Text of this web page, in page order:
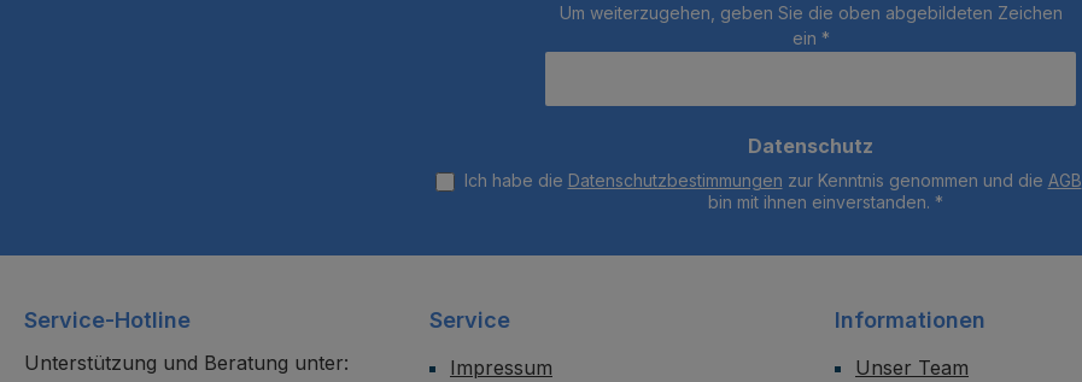
Um weiterzugehen, geben Sie die oben abgebildeten Zeichen
ein *
Datenschutz
Ich habe die Datenschutzbestimmungen zur Kenntnis genommen und die AGB
bin mit ihnen einverstanden. *
Service-Hotline
Unterstützung und Beratung unter:
Service
Impressum
Informationen
Unser Team